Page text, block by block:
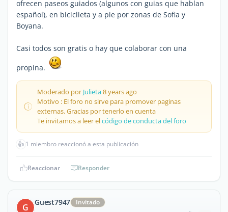
ofrecen paseos guiados (algunos con guias que hablan
español), en biciclieta y a pie por zonas de Sofia y
Boyana.
Casi todos son gratis o hay que colaborar con una
propina.
Moderado por Julieta8 years ago
Motivo : El foro no sirve para promover paginas
externas. Gracias por tenerlo en cuenta
Te invitamos a leer elcódigo de conducta del foro
👍 1 miembro reaccionó a esta publicación
Reaccionar Responder
G Guest7947
Invitado